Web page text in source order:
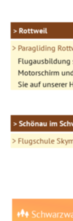
Rottweil
Paragliding
Flugausbildung
Motorschirm
Sie auf unserer
Schönau im
Flugschule